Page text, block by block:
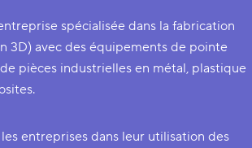
spécialisée dans la fabrication
3D) avec des équipements de pointe
pièces industrielles en métal, plastique
entreprises dans leur utilisation des